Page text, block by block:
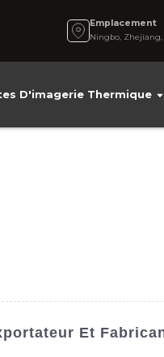
Emplacement
Ningbo,
D'imagerie Thermique
Et